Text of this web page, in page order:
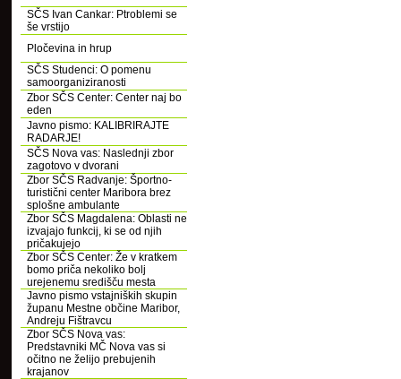
SČS Ivan Cankar: Ptroblemi se
še vrstijo
Pločevina in hrup
SČS Studenci: O pomenu
samoorganiziranosti
Zbor SČS Center: Center naj bo
eden
Javno pismo: KALIBRIRAJTE
RADARJE!
SČS Nova vas: Naslednji zbor
zagotovo v dvorani
Zbor SČS Radvanje: Športno-
turistični center Maribora brez
splošne ambulante
Zbor SČS Magdalena: Oblasti ne
izvajajo funkcij, ki se od njih
pričakujejo
Zbor SČS Center: Že v kratkem
bomo priča nekoliko bolj
urejenemu središču mesta
Javno pismo vstajniških skupin
županu Mestne občine Maribor,
Andreju Fištravcu
Zbor SČS Nova vas:
Predstavniki MČ Nova vas si
očitno ne želijo prebujenih
krajanov